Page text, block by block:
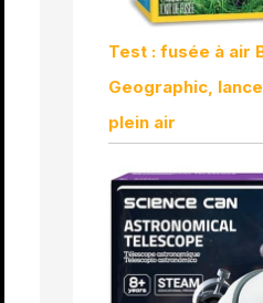
Test : fusée à air
Geographic,
plein air